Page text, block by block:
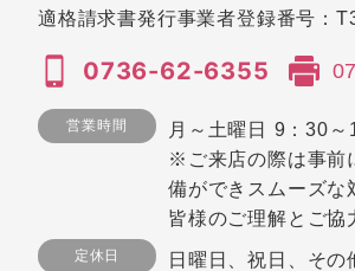
適格請求書発行事業者登録番号：
0736-62-6355
営業時間
月～土曜日 9：30
※ご来店の際は事前
備ができスムーズな
皆様のご理解とご協
定休日 日曜日、祝日、その